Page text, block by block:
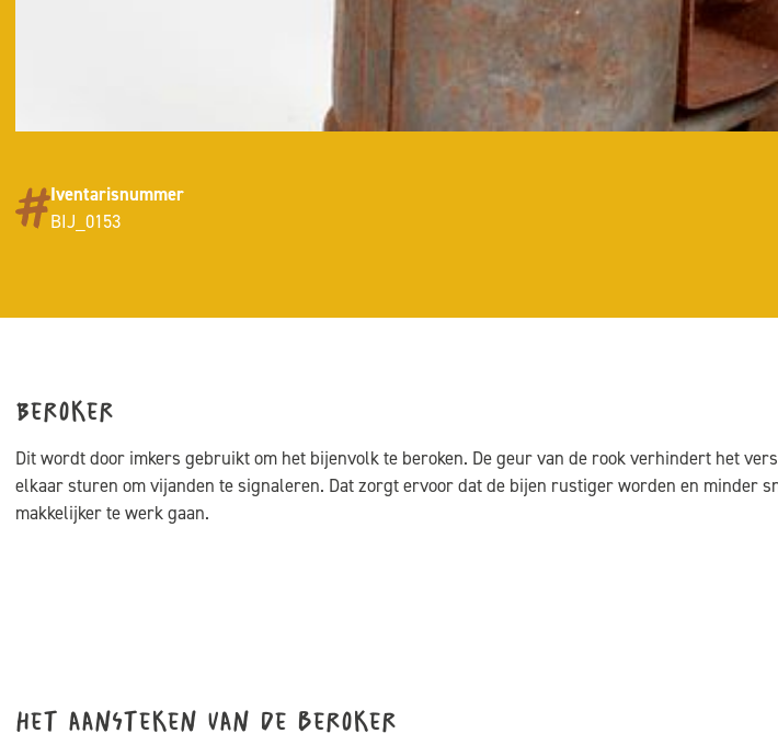
Iventarisnummer
BIJ_0153
Beroker
Dit wordt door imkers gebruikt om het bijenvolk te beroken. De geur van de rook verhindert het
elkaar sturen om vijanden te signaleren. Dat zorgt ervoor dat de bijen rustiger worden en minder
makkelijker te werk gaan.
Het aansteken van de beroker